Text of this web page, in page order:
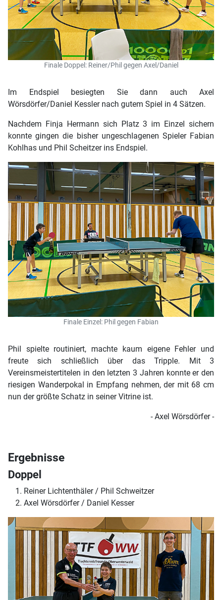
Finale Doppel: Reiner/Phil gegen Axel/Daniel
Im Endspiel besiegten Sie dann auch Axel
Wörsdörfer/Daniel Kessler nach gutem Spiel in 4 Sätzen.
Nachdem Finja Hermann sich Platz 3 im Einzel sichern
konnte gingen die bisher ungeschlagenen Spieler Fabian
Kohlhas und Phil Scheitzer ins Endspiel.
Finale Einzel: Phil gegen Fabian
Phil spielte routiniert, machte kaum eigene Fehler und
freute sich schließlich über das Tripple. Mit 3
Vereinsmeistertitelen in den letzten 3 Jahren konnte er den
riesigen Wanderpokal in Empfang nehmen, der mit 68 cm
nun der größte Schatz in seiner Vitrine ist.
- Axel Wörsdörfer -
Ergebnisse
Doppel
Reiner Lichtenthäler / Phil Schweitzer
Axel Wörsdörfer / Daniel Kesser